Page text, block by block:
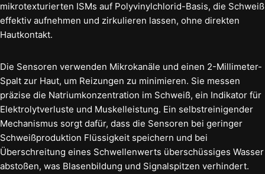
mikrotexturierten ISMs auf Polyvinylchlorid-Basis, die Schweiß
effektiv aufnehmen und zirkulieren lassen, ohne direkten
Hautkontakt.
Die Sensoren verwenden Mikrokanäle und einen 2-Millimeter-
Spalt zur Haut, um Reizungen zu minimieren. Sie messen
präzise die Natriumkonzentration im Schweiß, ein Indikator für
Elektrolytverluste und Muskelleistung. Ein selbstreinigender
Mechanismus sorgt dafür, dass die Sensoren bei geringer
Schweißproduktion Flüssigkeit speichern und bei
Überschreitung eines Schwellenwerts überschüssiges Wasser
abstoßen, was Blasenbildung und Signalspitzen verhindert.